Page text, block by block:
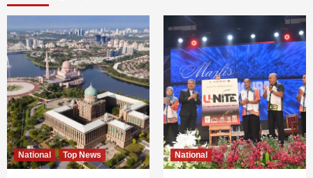
National Top News National